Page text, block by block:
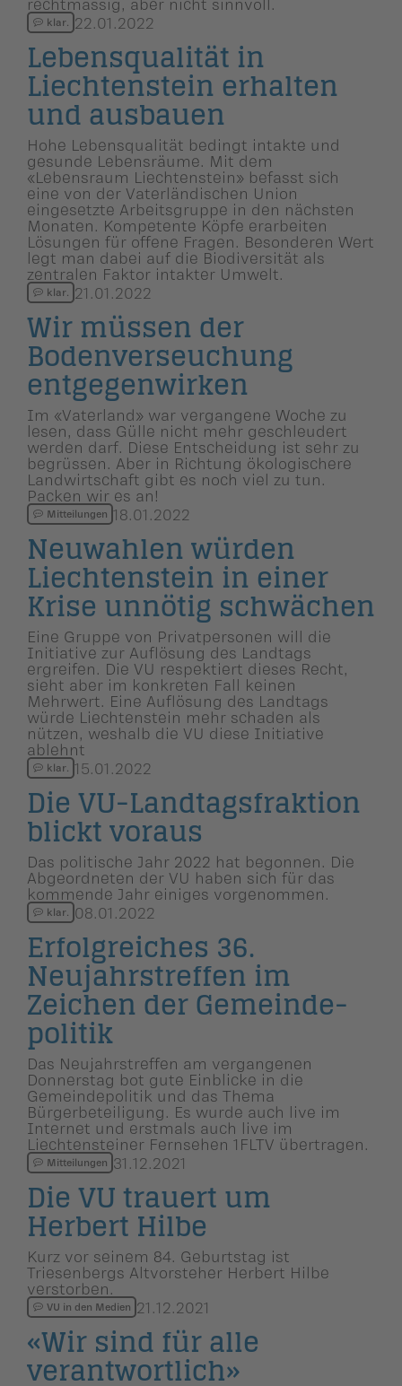
klar. 22.01.2022
Lebensqua­lität in
Liechten­stein erhalten
und ausbauen
Hohe Lebensqualität bedingt intakte und
gesunde Lebensräume. Mit dem
«Lebensraum Liechtenstein» befasst sich
eine von der Vaterländischen Union
eingesetzte Arbeitsgruppe in den nächsten
Monaten. Kompetente Köpfe erarbeiten
Lösungen für offene Fragen. Besonderen Wert
legt man dabei auf die Biodiversität als
zentralen Faktor intakter Umwelt.
klar. 21.01.2022
Wir müssen der
Bodenver­seu­chung
entgegen­wirken
Im «Vaterland» war vergangene Woche zu
lesen, dass Gülle nicht mehr geschleudert
werden darf. Diese Entscheidung ist sehr zu
begrüssen. Aber in Richtung ökologischere
Landwirtschaft gibt es noch viel zu tun.
Packen wir es an!
Mitteilungen 18.01.2022
Neuwahlen würden
Liechten­stein in einer
Krise unnötig schwächen
Eine Gruppe von Privatpersonen will die
Initiative zur Auflösung des Landtags
ergreifen. Die VU respektiert dieses Recht,
sieht aber im konkreten Fall keinen
Mehrwert. Eine Auflösung des Landtags
würde Liechtenstein mehr schaden als
nützen, weshalb die VU diese Initiative
ablehnt
klar. 15.01.2022
Die VU-Landtags­frak­tion
blickt voraus
Das politische Jahr 2022 hat begonnen. Die
Abgeordneten der VU haben sich für das
kommende Jahr einiges vorgenommen.
klar. 08.01.2022
Erfolgrei­ches 36.
Neujahrs­treffen im
Zeichen der Gemeinde­
po­litik
Das Neujahrstreffen am vergangenen
Donnerstag bot gute Einblicke in die
Gemeindepolitik und das Thema
Bürgerbeteiligung. Es wurde auch live im
Internet und erstmals auch live im
Liechtensteiner Fernsehen 1FLTV übertragen.
Mitteilungen 31.12.2021
Die VU trauert um
Herbert Hilbe
Kurz vor seinem 84. Geburtstag ist
Triesenbergs Altvorsteher Herbert Hilbe
verstorben.
VU in den Medien 21.12.2021
«Wir sind für alle
verantwort­lich»